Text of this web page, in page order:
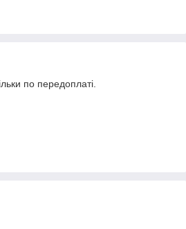
по передоплаті.